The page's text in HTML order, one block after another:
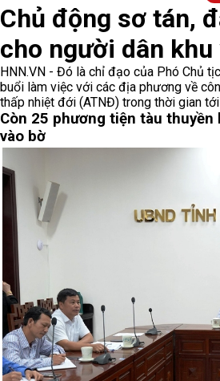
Chủ động sơ tán,
cho người dân
HNN.VN - Đó là chỉ đạo của Phó Chủ
buổi làm việc với các địa phương về
thấp nhiệt đới (ATNĐ) trong thời gian
Còn 25 phương tiện tàu
vào bờ